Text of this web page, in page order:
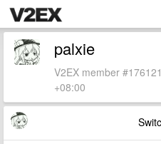
palxie
V2EX member
+08:00